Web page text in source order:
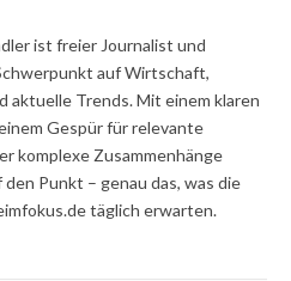
ist freier Journalist und
auf Wirtschaft,
aktuelle Trends. Mit einem klaren
Gespür für relevante
komplexe Zusammenhänge
Punkt – genau das, was die
täglich erwarten.